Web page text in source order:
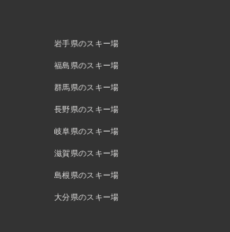
岩手県のスキー場
福島県のスキー場
群馬県のスキー場
長野県のスキー場
岐阜県のスキー場
滋賀県のスキー場
島根県のスキー場
大分県のスキー場